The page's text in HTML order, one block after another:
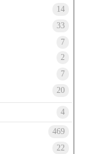
14
33
7
2
7
20
4
469
22